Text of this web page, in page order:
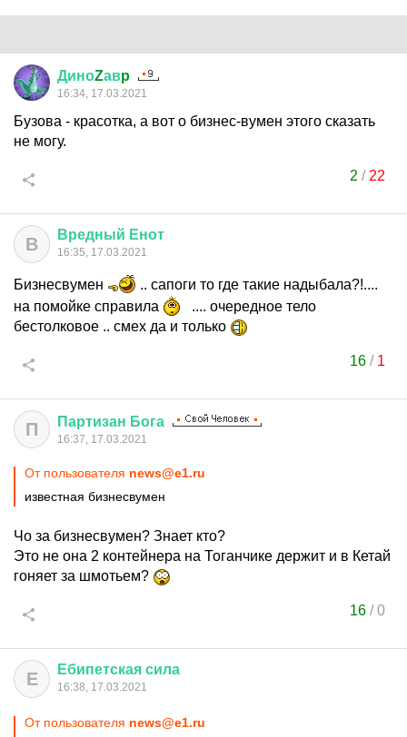
ДиноZавp
16:34, 17.03.2021
Бузова - красотка, а вот о бизнес-вумен этого сказать
не могу.
2 / 22
В Вредный Енот
16:35, 17.03.2021
Бизнесвумен
.. сапоги то где такие надыбала?!....
на помойке справила
.... очередное тело
бестолковое .. смех да и только
16 / 1
П Партизан Бога
16:37, 17.03.2021
От пользователя news@e1.ru
известная бизнесвумен
Чо за бизнесвумен? Знает кто?
Это не она 2 контейнера на Тоганчике держит и в Кетай
гоняет за шмотьем?
16 /0
Е Ебипетская сила
16:38, 17.03.2021
От пользователя news@e1.ru